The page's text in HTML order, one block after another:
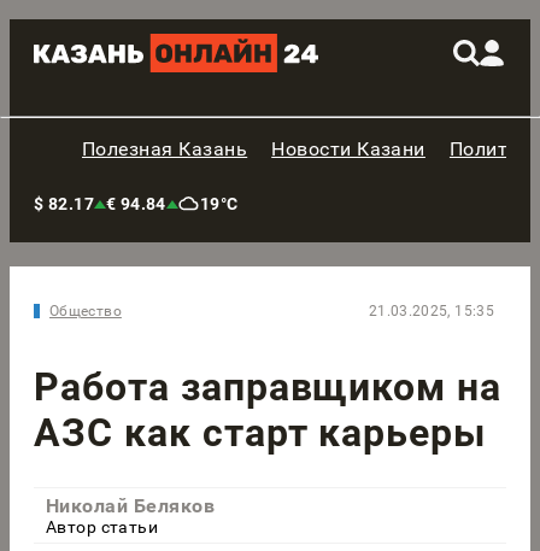
Полезная Казань Новости Казани
$ 82.17 € 94.84 19°C
Общество 21.03.2025, 15:35
Работа заправщиком на
АЗС как старт карьеры
Николай Беляков
Автор статьи